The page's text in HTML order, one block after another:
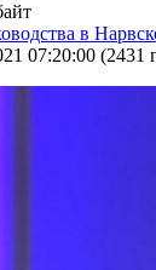
в
07:20:00 (2431